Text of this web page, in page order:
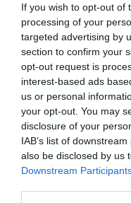
If you wish to opt-out of
processing of your
targeted advertising by
section to confirm your
opt-out request is
interest-based ads
us or personal
your opt-out. You may
disclosure of your
IAB’s list of
also be disclosed by us
Downstream
ΨΑΡΕΜΑ ΑΠΟ ΑΚΤΗ
ΨΑΡΟΤΟΥΦΕΚΟ
Ψαρεύοντας με
τύχη μας
Πάνε αρκετά χρόνια από
«καλαδούρι» ή «τυχερή»,
Λαβράκια με
(Μέρος 2)
Στην περίπτωση που
συνεχές περπάτημα κατά